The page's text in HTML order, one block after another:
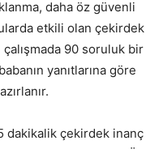
daha öz güvenli
etkili olan çekirdek
90 soruluk bir
yanıtlarına göre
dakikalik çekirdek inanç